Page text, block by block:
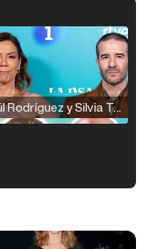
Raúl Rodríguez y Silvia Taulés nos cuentan su papel en 'La familia de la tele'